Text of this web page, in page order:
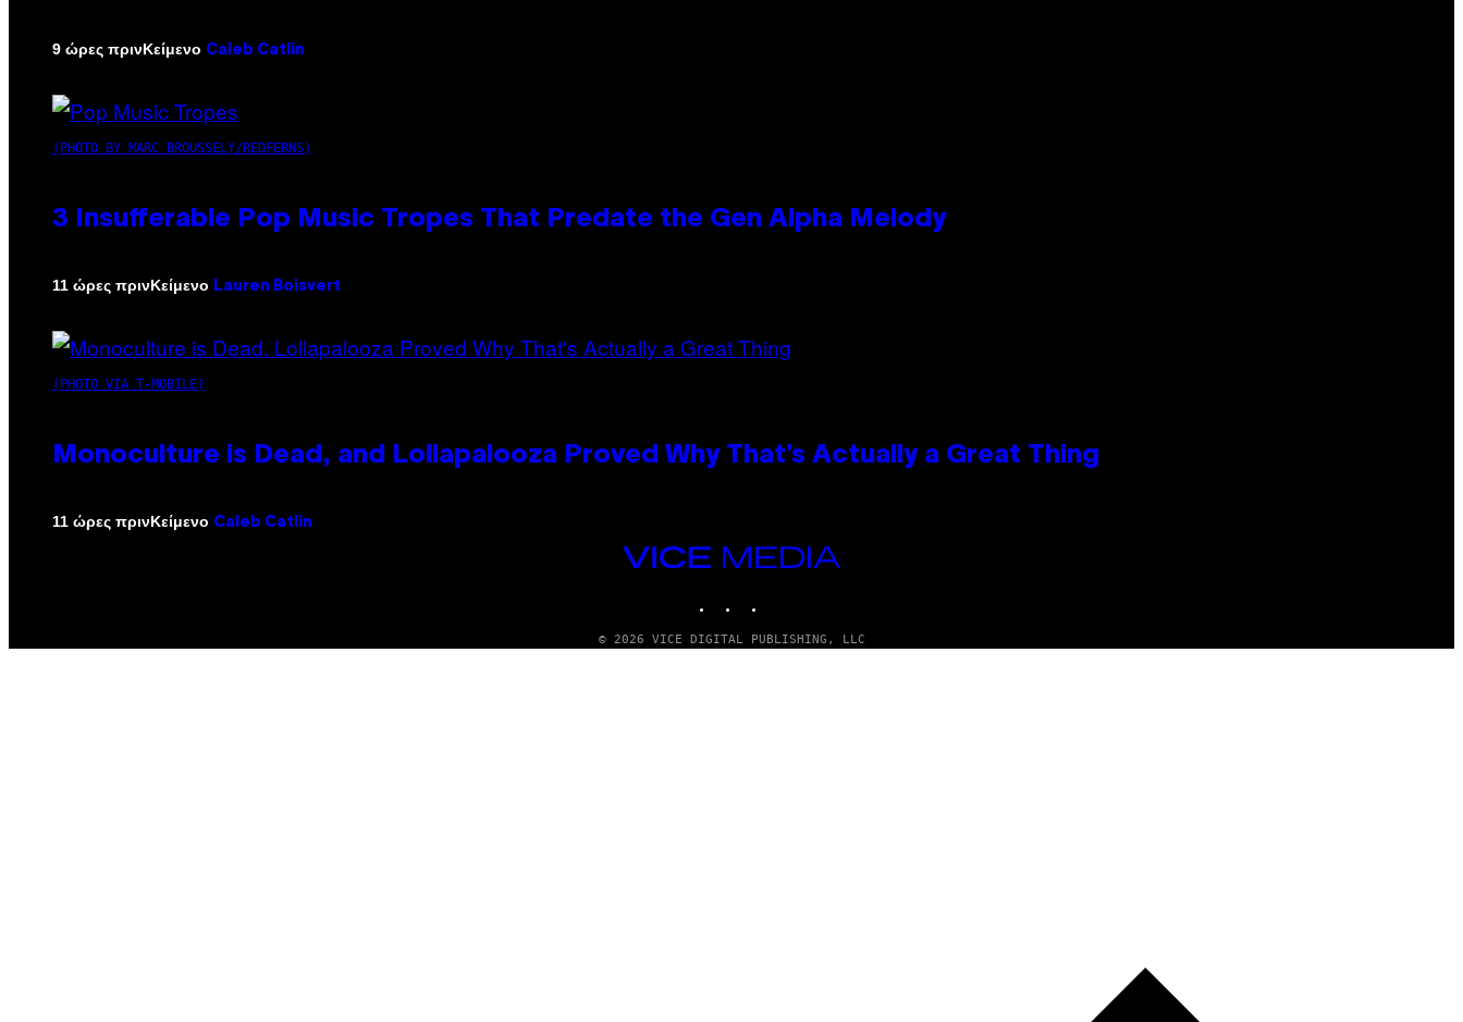
9 ώρες πρινΚείμενο Caleb Catlin
(PHOTO BY MARC BROUSSELY/REDFERNS)
3 Insufferable Pop Music Tropes That Predate the Gen Alpha Melody
11 ώρες πρινΚείμενο Lauren Boisvert
(PHOTO VIA T-MOBILE)
Monoculture is Dead, and Lollapalooza Proved Why That’s Actually a Great Thing
11 ώρες πρινΚείμενο Caleb Catlin
VICE
MEDIA
© 2026 VICE DIGITAL PUBLISHING, LLC